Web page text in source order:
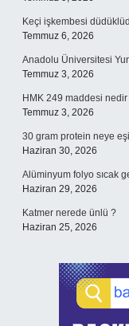
Keçi işkembesi
Temmuz 6, 2026
Anadolu Üniversitesi
Temmuz 3, 2026
HMK 249 maddesi nedir
Temmuz 3, 2026
30 gram protein neye
Haziran 30, 2026
Alüminyum folyo sıcak
Haziran 29, 2026
Katmer nerede ünlü ?
Haziran 25, 2026